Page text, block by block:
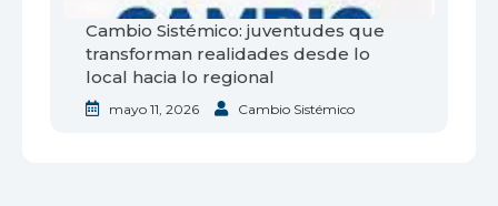
Cambio Sistémico: juventudes que
transforman realidades desde lo
local hacia lo regional
mayo 11, 2026 Cambio Sistémico